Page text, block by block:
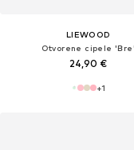
LIEWOOD
Otvorene cipele 'Bre'
24,90 €
+1